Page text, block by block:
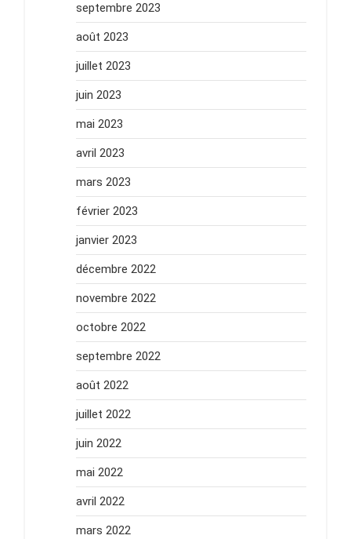
septembre 2023
août 2023
juillet 2023
juin 2023
mai 2023
avril 2023
mars 2023
février 2023
janvier 2023
décembre 2022
novembre 2022
octobre 2022
septembre 2022
août 2022
juillet 2022
juin 2022
mai 2022
avril 2022
mars 2022